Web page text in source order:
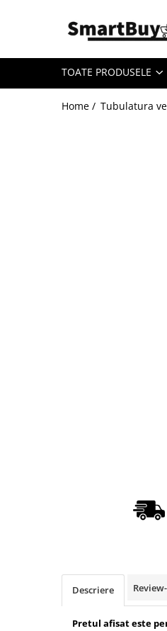
Toate Produsele
Aer Conditionat
Difuzoare Turbionare
Grile Climatizare - Ventilatie
TOATE PRODUSELE
Home / Tubulatura
Descriere
Pretul afisat este